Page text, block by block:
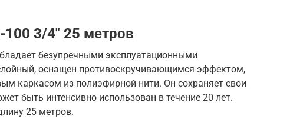
3/4″ 25 метров
безупречными эксплуатационными
оснащен противоскручивающимся эффектом,
каркасом из полиэфирной нити. Он сохраняет свои
быть интенсивно использован в течение 20 лет.
25 метров.